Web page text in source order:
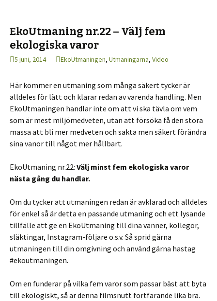
EkoUtmaning nr.22 – Välj fem
ekologiska varor
5 juni, 2014 EkoUtmaningen, Utmaningarna, Video
Här kommer en utmaning som många säkert tycker är
alldeles för lätt och klarar redan av varenda handling. Men
EkoUtmaningen handlar inte om att vi ska tävla om vem
som är mest miljömedveten, utan att försöka få den stora
massa att bli mer medveten och sakta men säkert förändra
sina vanor till något mer hållbart.
EkoUtmaning nr.22: Välj minst fem ekologiska varor
nästa gång du handlar.
Om du tycker att utmaningen redan är avklarad och alldeles
för enkel så är detta en passande utmaning och ett lysande
tillfälle att ge en EkoUtmaning till dina vänner, kollegor,
släktingar, Instagram-följare o.s.v. Så sprid gärna
utmaningen till din omgivning och använd gärna hastag
#ekoutmaningen.
Om en funderar på vilka fem varor som passar bäst att byta
till ekologiskt, så är denna filmsnutt fortfarande lika bra.